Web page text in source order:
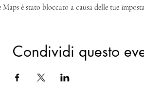
Maps è stato bloccato a causa delle tue
Condividi questo